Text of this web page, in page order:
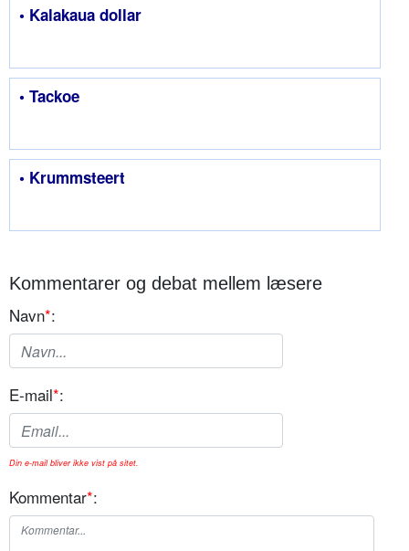
• Kalakaua dollar
• Tackoe
• Krummsteert
Kommentarer og debat mellem læsere
Navn*:
E-mail*:
Din e-mail bliver ikke vist på sitet.
Kommentar*: